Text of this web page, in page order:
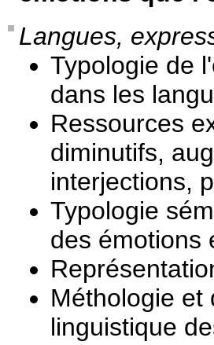
Langues,
Typologie de
dans les
Ressources
diminutifs,
interjections,
Typologie
des émotions
Méthologie et
linguistique